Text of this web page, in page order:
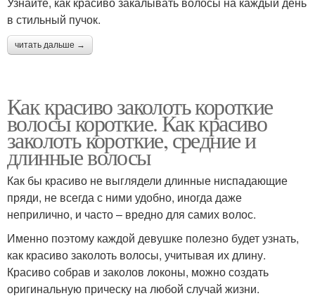
в стильный пучок.
читать дальше →
Как красиво заколоть короткие
волосы короткие. Как красиво
заколоть короткие, средние и
длинные волосы
Как бы красиво не выглядели длинные ниспадающие
пряди, не всегда с ними удобно, иногда даже
неприлично, и часто – вредно для самих волос.
Именно поэтому каждой девушке полезно будет узнать,
как красиво заколоть волосы, учитывая их длину.
Красиво собрав и заколов локоны, можно создать
оригинальную прическу на любой случай жизни.